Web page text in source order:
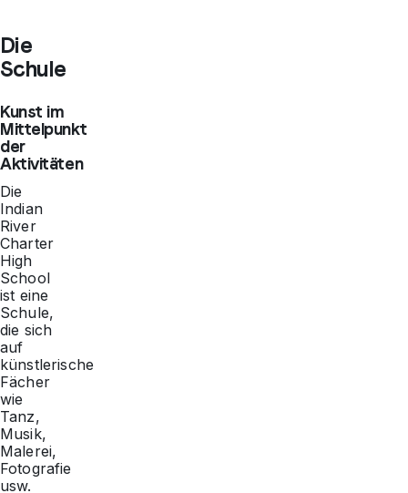
Die
Schule
Kunst im
Mittelpunkt
der
Aktivitäten
Die
Indian
River
Charter
High
School
ist eine
Schule,
die sich
auf
künstlerische
Fächer
wie
Tanz,
Musik,
Malerei,
Fotografie
usw.